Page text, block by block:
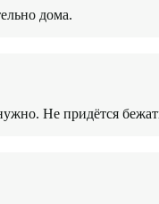
дома.
Не придётся